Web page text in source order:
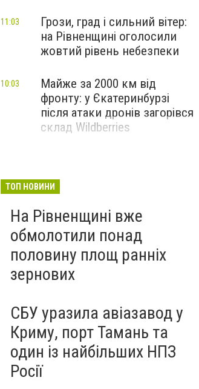
Грози, град і сильний вітер:
на Рівненщині оголосили
жовтий рівень небезпеки
11:03
Майже за 2000 км від
фронту: у Єкатеринбурзі
після атаки дронів загорівся
склад Wildberries
10:03
ТОП НОВИНИ
На Рівненщині вже
обмолотили понад
половину площ ранніх
зернових
СБУ уразила авіазавод у
Криму, порт Тамань та
один із найбільших НПЗ
Росії